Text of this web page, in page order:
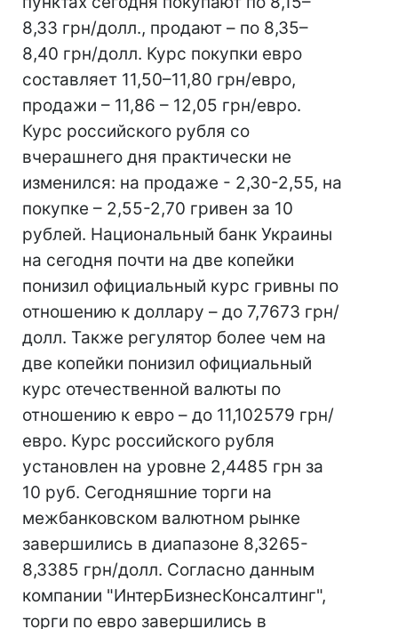
8,33 грн/долл., продают – по 8,35–
8,40 грн/долл. Курс покупки евро
составляет 11,50–11,80 грн/евро,
продажи – 11,86 – 12,05 грн/евро.
Курс российского рубля со
вчерашнего дня практически не
изменился: на продаже - 2,30-2,55, на
покупке – 2,55-2,70 гривен за 10
рублей. Национальный банк Украины
на сегодня почти на две копейки
понизил официальный курс гривны по
отношению к доллару – до 7,7673 грн/
долл. Также регулятор более чем на
две копейки понизил официальный
курс отечественной валюты по
отношению к евро – до 11,102579 грн/
евро. Курс российского рубля
установлен на уровне 2,4485 грн за
10 руб. Сегодняшние торги на
межбанковском валютном рынке
завершились в диапазоне 8,3265-
8,3385 грн/долл. Согласно данным
компании "ИнтерБизнесКонсалтинг",
торги по евро завершились в